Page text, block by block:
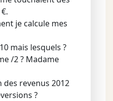
je calcule mes
mais lesquels ?
/2 ? Madame
revenus 2012
?